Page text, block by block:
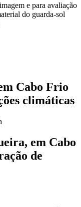
e para avaliação
do guarda-sol
Cabo Frio
climáticas
em Cabo
de